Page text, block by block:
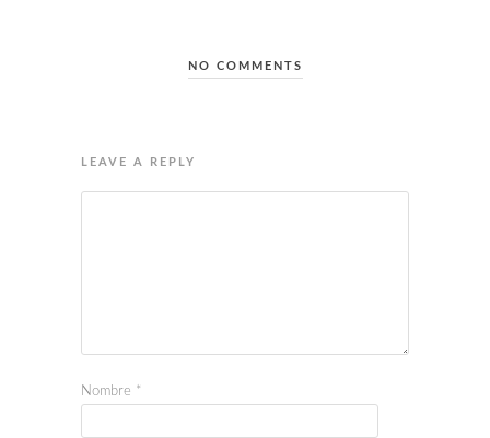
NO COMMENTS
LEAVE A REPLY
Nombre *